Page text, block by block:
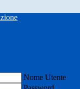
Nome Utente